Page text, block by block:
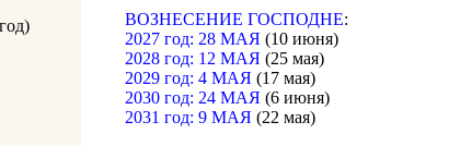
ВОЗНЕСЕНИЕ ГОСПОДНЕ:
2027 год: 28 МАЯ (10 июня)
2028 год: 12 МАЯ (25 мая)
2029 год: 4 МАЯ (17 мая)
2030 год: 24 МАЯ (6 июня)
2031 год: 9 МАЯ (22 мая)